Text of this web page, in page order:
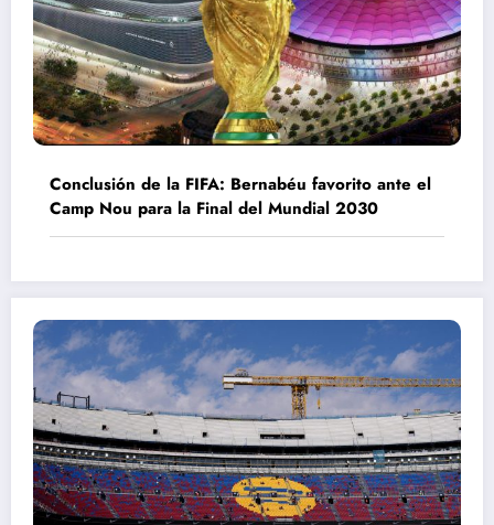
Conclusión de la FIFA: Bernabéu favorito ante el
Camp Nou para la Final del Mundial 2030